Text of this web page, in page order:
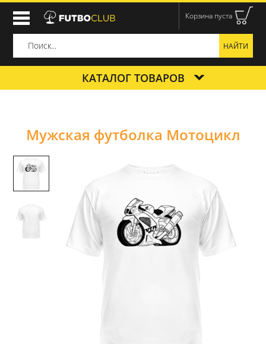
Корзина пуста
КАТАЛОГ ТОВАРОВ
Мужская футболка Мотоцикл